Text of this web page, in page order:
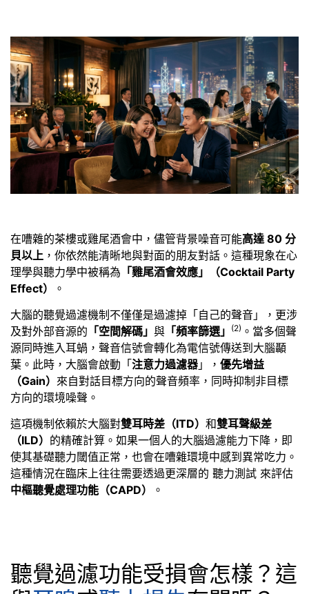
在嘈雜的茶樓或雞尾酒會中，儘管背景噪音可能高達 80 分
貝以上 ，你依然能清晰地與對面的朋友對話。這種現象在心
理學與聽力學中被稱為 「雞尾酒會效應」（Cocktail Party
Effect）
。
大腦的聽覺過濾機制不僅僅是過濾掉「自己的聲音」，更涉
及對外部音源的 「空間解碼」 與 「頻率篩選」 (2) 。當多個聲
源同時進入耳蝸，聲音信號會轉化為電信號傳送到大腦顳
葉。此時，大腦會啟動「注意力過濾器 」， 優先增益
（Gain） 來自對話目標方向的聲音頻率，同時抑制非目標
方向的環境噪聲。
這項機制依賴於大腦對雙耳時差（ITD） 和雙耳聲級差
（ILD） 的精確計算。如果一個人的大腦過濾能力下降，即
使其基礎聽力閾值正常，也會在嘈雜環境中感到異常吃力。
這種情況在臨床上往往需要透過更深層的 聽力測試 來評估
中樞聽覺處理功能（CAPD）
。
聽覺過濾功能受損會怎樣？這